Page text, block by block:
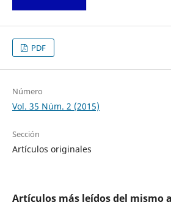
PDF
Número
Vol. 35 Núm. 2 (2015)
Sección
Artículos originales
Artículos más leídos del mismo